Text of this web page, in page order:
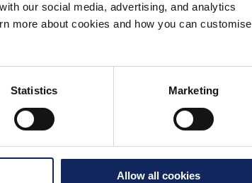
our social media, advertising, and analytics
more about cookies and how you can customise
Statistics Marketing
Allow all cookies